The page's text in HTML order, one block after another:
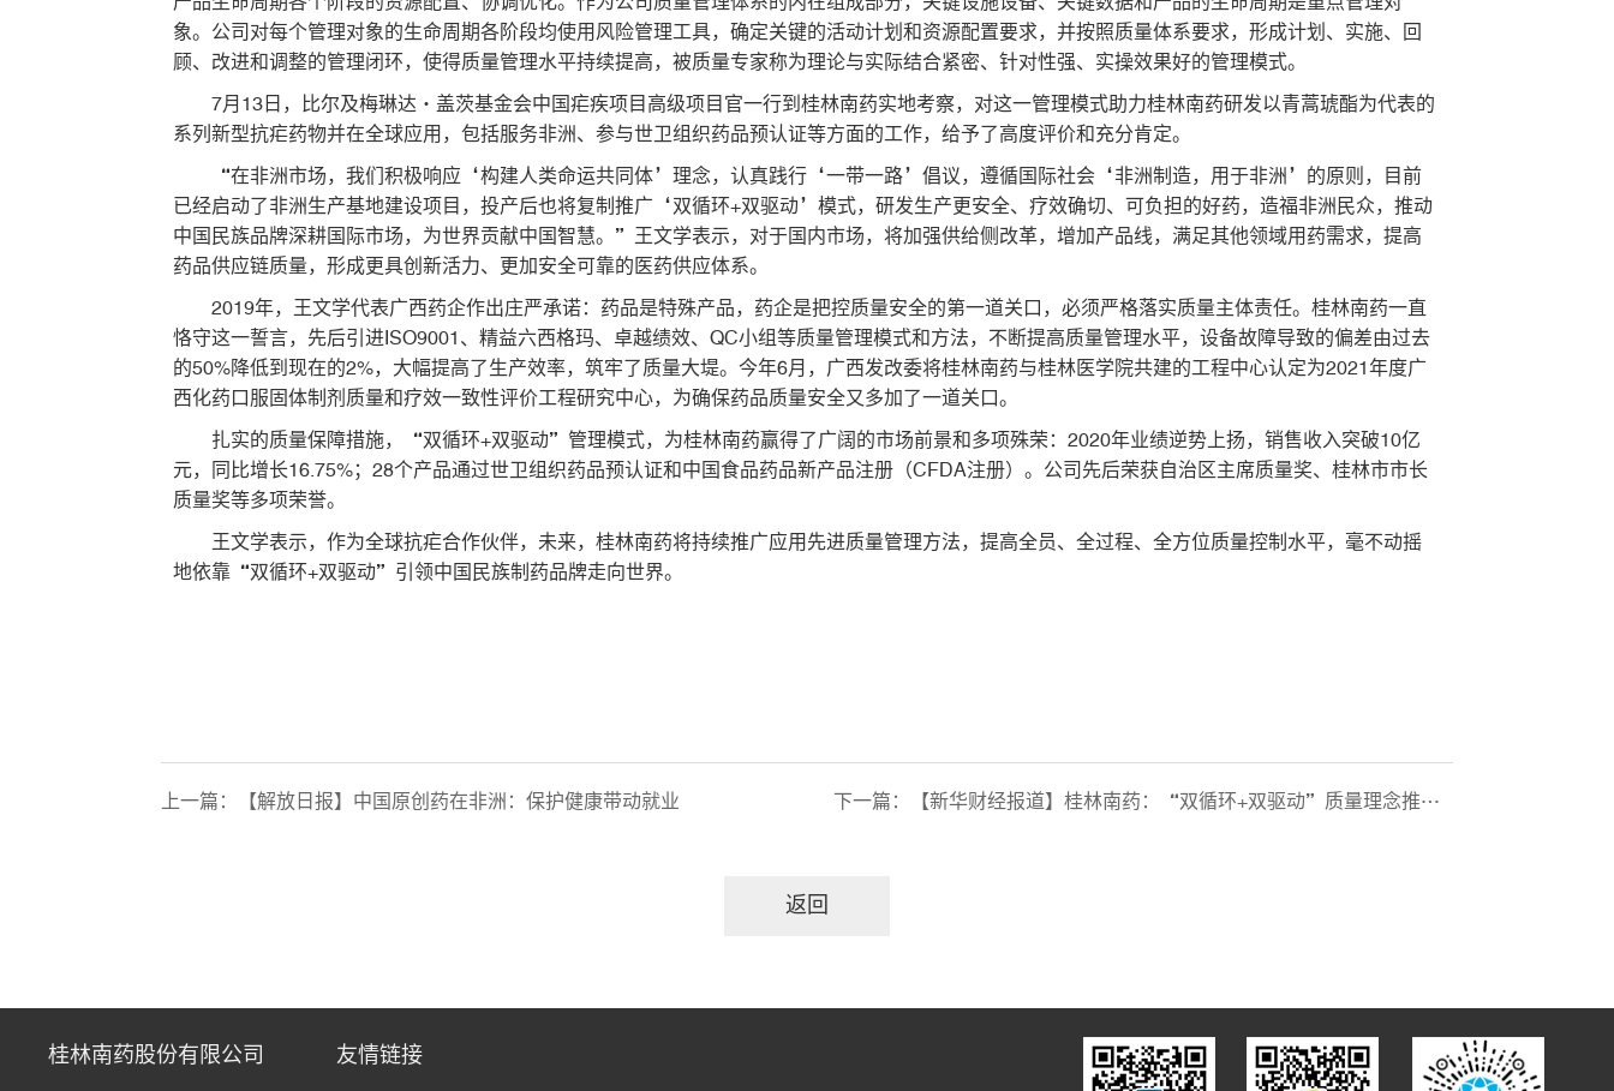
象。公司对每个管理对象的生命周期各阶段均使用风险管理工具，确定关键的活动计划和资源配置要求，并按照质量体系要求，形成计划、实施、回
顾、改进和调整的管理闭环，使得质量管理水平持续提高，被质量专家称为理论与实际结合紧密、针对性强、实操效果好的管理模式。
7月13日，比尔及梅琳达·盖茨基金会中国疟疾项目高级项目官一行到桂林南药实地考察，对这一管理模式助力桂林南药研发以青蒿琥酯为代表的
系列新型抗疟药物并在全球应用，包括服务非洲、参与世卫组织药品预认证等方面的工作，给予了高度评价和充分肯定。
“在非洲市场，我们积极响应‘构建人类命运共同体’理念，认真践行‘一带一路’倡议，遵循国际社会‘非洲制造，用于非洲’的原则，目前
已经启动了非洲生产基地建设项目，投产后也将复制推广‘双循环+双驱动’模式，研发生产更安全、疗效确切、可负担的好药，造福非洲民众，推动
中国民族品牌深耕国际市场，为世界贡献中国智慧。”王文学表示，对于国内市场，将加强供给侧改革，增加产品线，满足其他领域用药需求，提高
药品供应链质量，形成更具创新活力、更加安全可靠的医药供应体系。
2019年，王文学代表广西药企作出庄严承诺：药品是特殊产品，药企是把控质量安全的第一道关口，必须严格落实质量主体责任。桂林南药一直
恪守这一誓言，先后引进ISO9001、精益六西格玛、卓越绩效、QC小组等质量管理模式和方法，不断提高质量管理水平，设备故障导致的偏差由过去
的50%降低到现在的2%，大幅提高了生产效率，筑牢了质量大堤。今年6月，广西发改委将桂林南药与桂林医学院共建的工程中心认定为2021年度广
西化药口服固体制剂质量和疗效一致性评价工程研究中心，为确保药品质量安全又多加了一道关口。
扎实的质量保障措施，“双循环+双驱动”管理模式，为桂林南药赢得了广阔的市场前景和多项殊荣：2020年业绩逆势上扬，销售收入突破10亿
元，同比增长16.75%；28个产品通过世卫组织药品预认证和中国食品药品新产品注册（CFDA注册）。公司先后荣获自治区主席质量奖、桂林市市长
质量奖等多项荣誉。
王文学表示，作为全球抗疟合作伙伴，未来，桂林南药将持续推广应用先进质量管理方法，提高全员、全过程、全方位质量控制水平，毫不动摇
地依靠“双循环+双驱动”引领中国民族制药品牌走向世界。
上一篇： 【解放日报】中国原创药在非洲：保护健康带动就业 下一篇： 【新华财经报道】桂林南药：“双循环+双驱动”质量理念推动业绩逆势上扬
返回
桂林南药股份有限公司 友情链接